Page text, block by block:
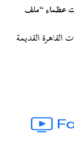
عظماء “ملف
القديمة